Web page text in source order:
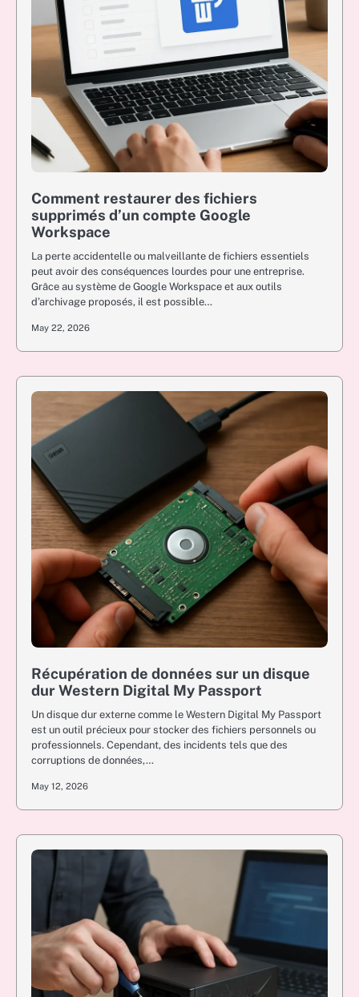
Comment restaurer des fichiers
supprimés d’un compte Google
Workspace
La perte accidentelle ou malveillante de fichiers essentiels
peut avoir des conséquences lourdes pour une entreprise.
Grâce au système de Google Workspace et aux outils
d’archivage proposés, il est possible…
May 22, 2026
Récupération de données sur un disque
dur Western Digital My Passport
Un disque dur externe comme le Western Digital My Passport
est un outil précieux pour stocker des fichiers personnels ou
professionnels. Cependant, des incidents tels que des
corruptions de données,…
May 12, 2026